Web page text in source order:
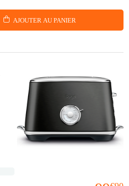
AJOUTER AU PANIER